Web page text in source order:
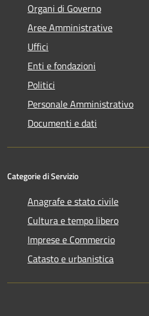
Organi di Governo
Aree Amministrative
Uffici
Enti e fondazioni
Politici
Personale Amministrativo
Documenti e dati
Categorie di Servizio
Anagrafe e stato civile
Cultura e tempo libero
Imprese e Commercio
Catasto e urbanistica